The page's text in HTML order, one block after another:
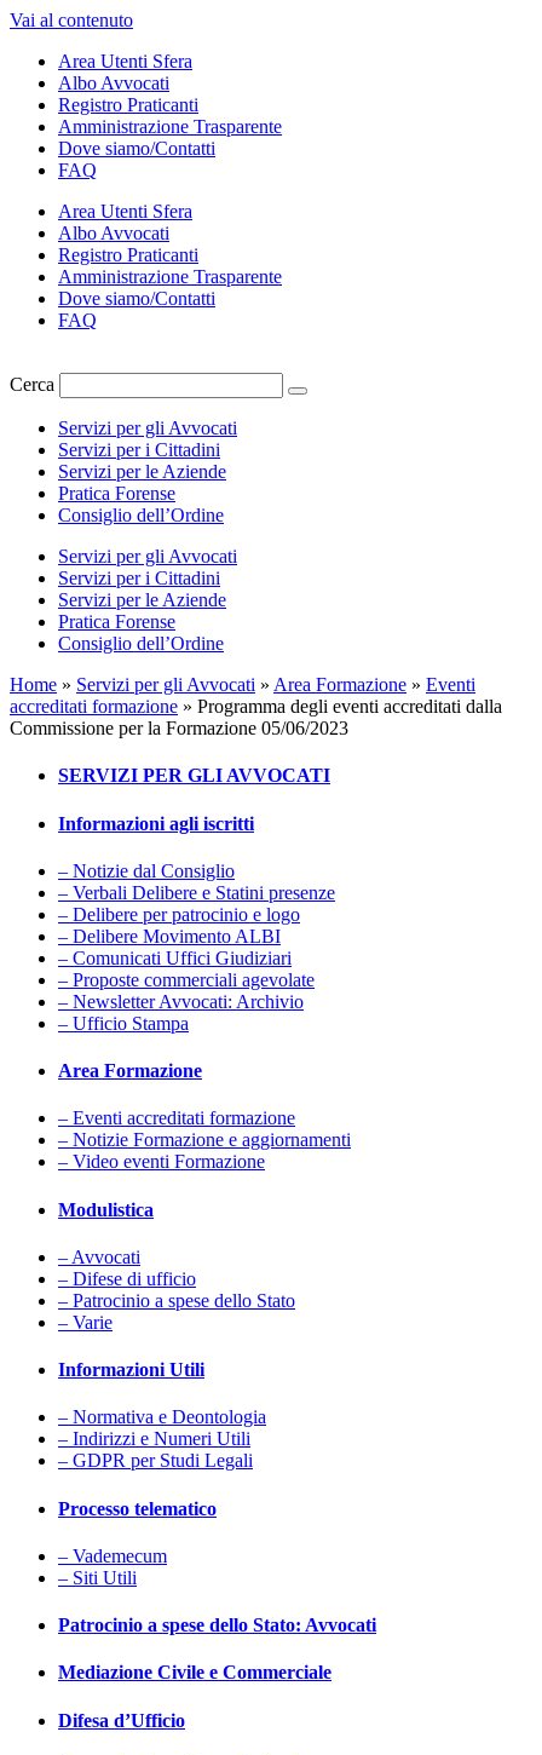
Vai al contenuto
Area Utenti Sfera
Albo Avvocati
Registro Praticanti
Amministrazione Trasparente
Dove siamo/Contatti
FAQ
Area Utenti Sfera
Albo Avvocati
Registro Praticanti
Amministrazione Trasparente
Dove siamo/Contatti
FAQ
Cerca
Servizi per gli Avvocati
Servizi per i Cittadini
Servizi per le Aziende
Pratica Forense
Consiglio dell’Ordine
Servizi per gli Avvocati
Servizi per i Cittadini
Servizi per le Aziende
Pratica Forense
Consiglio dell’Ordine
Home » Servizi per gli Avvocati » Area Formazione » Eventi
accreditati formazione » Programma degli eventi accreditati dalla
Commissione per la Formazione 05/06/2023
SERVIZI PER GLI AVVOCATI
Informazioni agli iscritti
– Notizie dal Consiglio
– Verbali Delibere e Statini presenze
– Delibere per patrocinio e logo
– Delibere Movimento ALBI
– Comunicati Uffici Giudiziari
– Proposte commerciali agevolate
– Newsletter Avvocati: Archivio
– Ufficio Stampa
Area Formazione
– Eventi accreditati formazione
– Notizie Formazione e aggiornamenti
– Video eventi Formazione
Modulistica
– Avvocati
– Difese di ufficio
– Patrocinio a spese dello Stato
– Varie
Informazioni Utili
– Normativa e Deontologia
– Indirizzi e Numeri Utili
– GDPR per Studi Legali
Processo telematico
– Vademecum
– Siti Utili
Patrocinio a spese dello Stato: Avvocati
Mediazione Civile e Commerciale
Difesa d’Ufficio